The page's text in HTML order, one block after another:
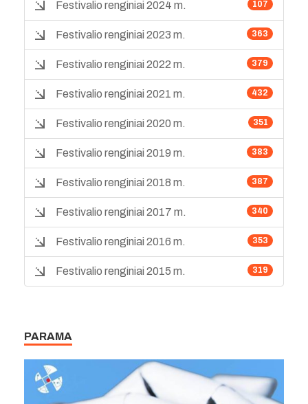
107
Festivalio renginiai 2024 m.
363
Festivalio renginiai 2023 m.
379
Festivalio renginiai 2022 m.
432
Festivalio renginiai 2021 m.
351
Festivalio renginiai 2020 m.
383
Festivalio renginiai 2019 m.
387
Festivalio renginiai 2018 m.
340
Festivalio renginiai 2017 m.
353
Festivalio renginiai 2016 m.
319
Festivalio renginiai 2015 m.
PARAMA